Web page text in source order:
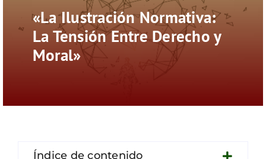
Nuestros blogs
Editorial
Contacto
«La Ilustración Normativa:
La Tensión Entre Derecho y
Moral»
Índice de contenido